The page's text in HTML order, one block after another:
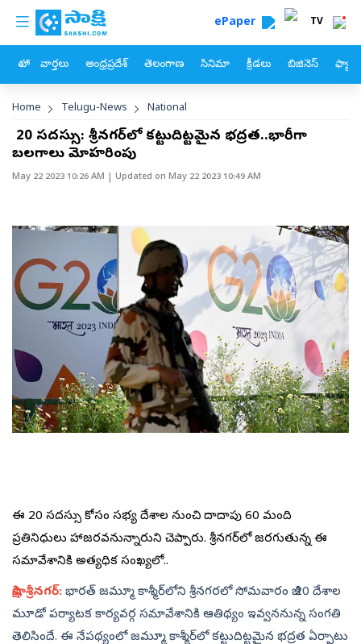
Skip to main content
custom menu ePaper TV
హోం వార్తలు ఆంధ్రప్రదేశ్ తెలంగాణ సినిమా క్రీడలు బిజినెస్
Breadcrumb
Home Telugu-News National
జీ 20 సదస్సు: శ్రీనగర్‌లో కట్టుదిట్టమైన భద్రత..భారీగా
బలగాలు మోహరింపు
May 22 2023 10:26 AM | Updated on May 22 2023 10:49 AM
ఈ జీ20 సదస్సు కోసం సభ్య దేశాల నుంచి దాదాపు 60 మంది
ప్రతినిధులు హాజరవనున్నారుని చెప్పారు. శ్రీనగర్‌లో జరగుతున్న ఈ
సమావేశానికి అత్యధిక సంఖ్యలో..
సాక్షి, శ్రీనగర్‌: భారత్‌ జమ్మూ కాశ్మీర్‌లోని శ్రీనగరలో సోమవారం జీ 20 దేశాల
మూడో పర్యాటక కార్యవర్గ సమావేశానికి ఆతిథ్యం ఇవ్వననున్న సంగతి
తెలిసిందే. ఈ నేపథ్యంలో జమ్మూ కాశ్మీర్‌లో కట్టుదిట్టమైన భద్రత ఏర్పాటు